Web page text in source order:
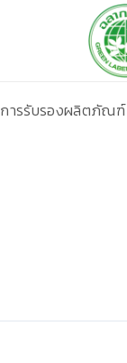
การรับรองผลิตภัณฑ์